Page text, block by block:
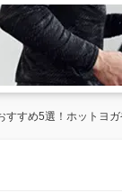
すめ5選！ホットヨガ